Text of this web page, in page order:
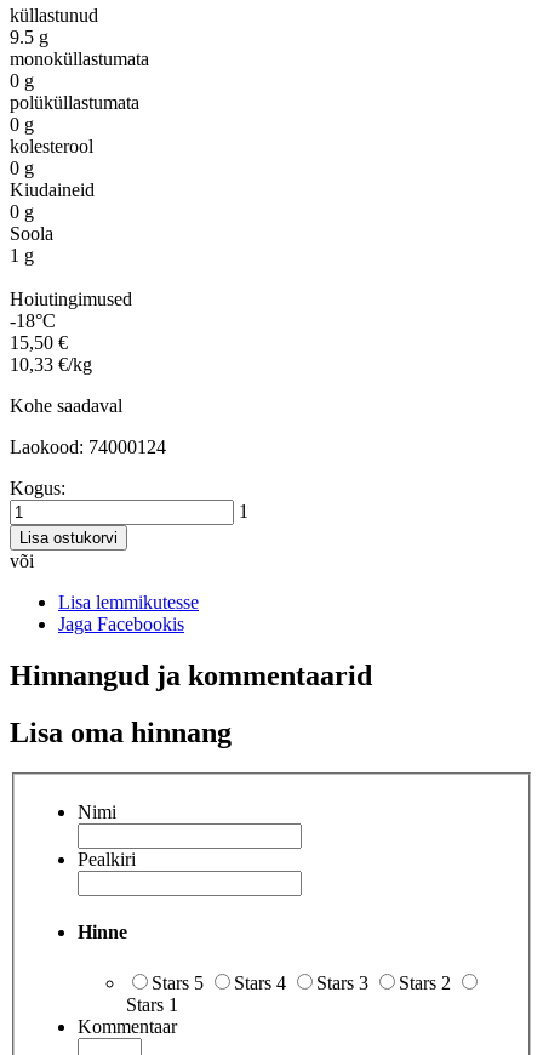
küllastunud
9.5 g
monoküllastumata
0 g
polüküllastumata
0 g
kolesterool
0 g
Kiudaineid
0 g
Soola
1 g
Hoiutingimused
-18°C
15,50 €
10,33 €/kg
Kohe saadaval
Laokood: 74000124
Kogus:
1
Lisa ostukorvi
või
Lisa lemmikutesse
Jaga Facebookis
Hinnangud ja kommentaarid
Lisa oma hinnang
Nimi
Pealkiri
Hinne
Stars 5 Stars 4 Stars 3
Stars 2
Stars 1
Kommentaar